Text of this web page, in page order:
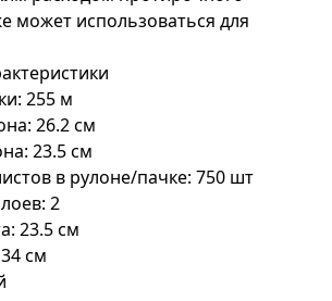
может использоваться для
255 м
26.2 см
23.5 см
в рулоне/пачке: 750 шт
2
23.5 см
см